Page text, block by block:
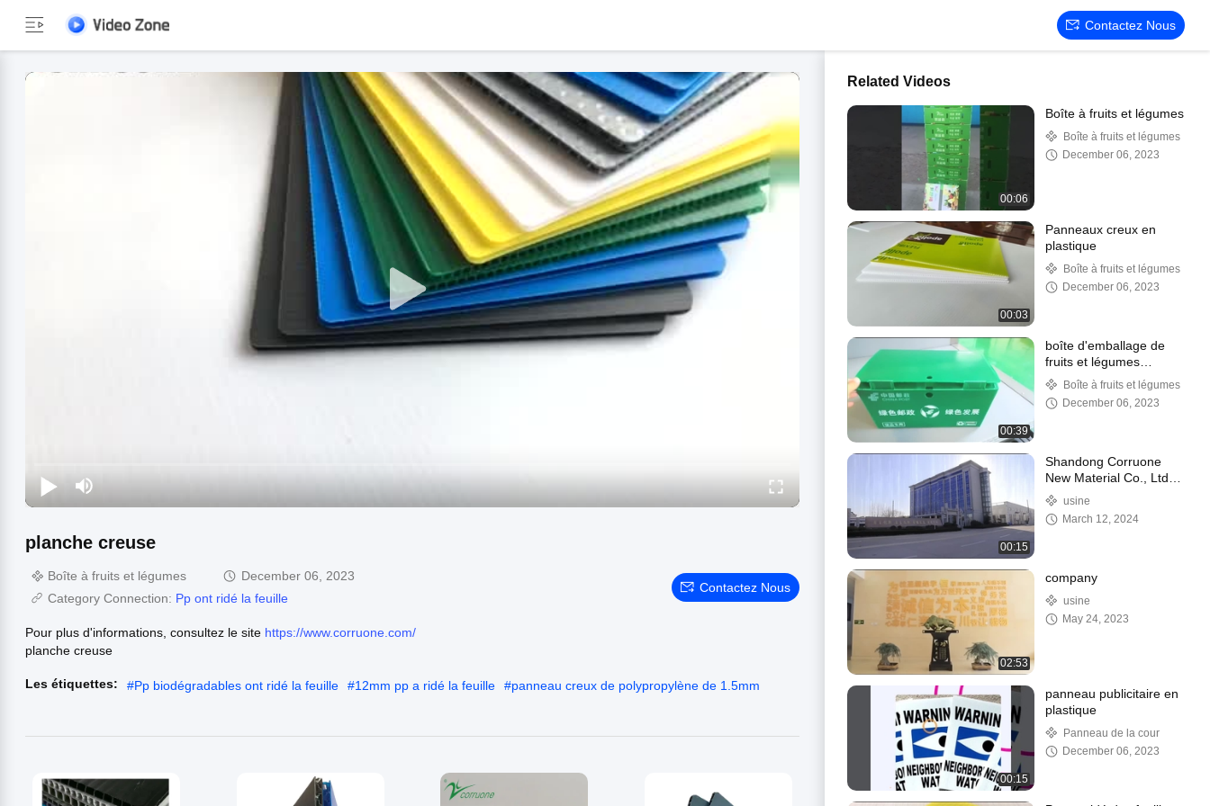
Contactez Nous
planche creuse
Boîte à fruits et légumes
December 06, 2023
Category Connection: Pp ont ridé la feuille
Contactez Nous
Pour plus d'informations, consultez le site https://www.corruone.com/
planche creuse
Les étiquettes: #Pp biodégradables ont ridé la feuille #12mm pp a ridé la feuille #panneau creux de polypropylène de 1.5mm
Related Videos
00:06
Boîte à fruits et légumes
Boîte à fruits et légumes
December 06, 2023
00:03
Panneaux creux en
plastique
Boîte à fruits et légumes
December 06, 2023
00:39
boîte d'emballage de
fruits et légumes
acceptent la
personnalisation
Boîte à fruits et légumes
December 06, 2023
00:15
Shandong Corruone
New Material Co., Ltd.
est une société chinoise
de fabrication de
matériaux.
usine
March 12, 2024
02:53
company
usine
May 24, 2023
00:15
panneau publicitaire en
plastique
Panneau de la cour
December 06, 2023